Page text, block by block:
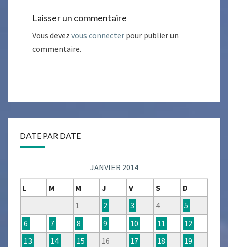
Laisser un commentaire
Vous devez vous connecter pour publier un
commentaire.
DATE PAR DATE
JANVIER 2014
L
M M J V S
D
1
2 3 4
5
6
7 8 9 10 11
12
13
14 15 16 17 18
19